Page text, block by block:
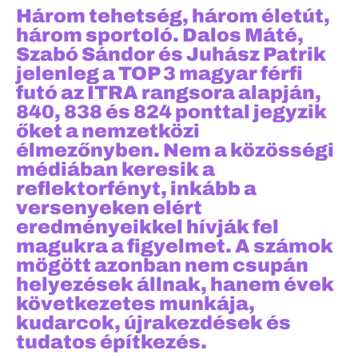
Három tehetség, három életút,
három sportoló. Dalos Máté,
Szabó Sándor és Juhász Patrik
jelenleg a TOP 3 magyar férfi
futó az ITRA rangsora alapján,
840, 838 és 824 ponttal jegyzik
őket a nemzetközi
élmezőnyben. Nem a közösségi
médiában keresik a
reflektorfényt, inkább a
versenyeken elért
eredményeikkel hívják fel
magukra a figyelmet. A számok
mögött azonban nem csupán
helyezések állnak, hanem évek
következetes munkája,
kudarcok, újrakezdések és
tudatos építkezés.